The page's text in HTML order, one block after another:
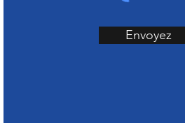
Envoyez